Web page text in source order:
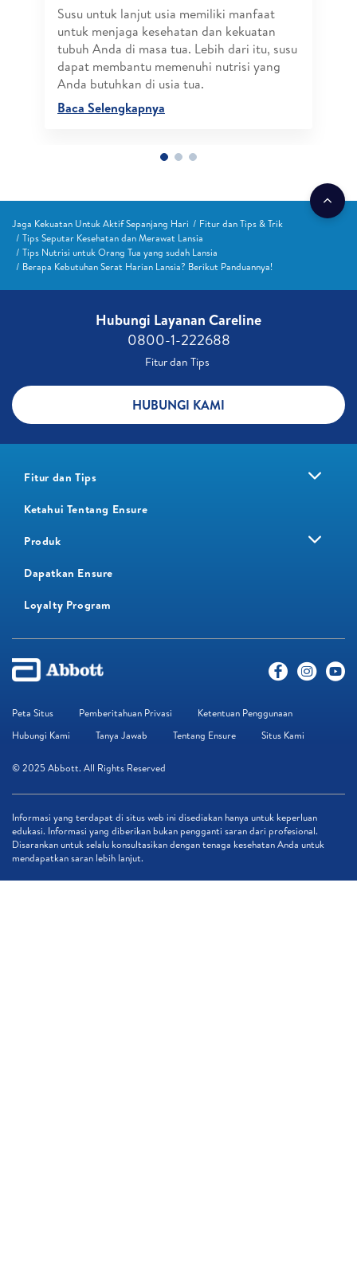
Susu untuk lanjut usia memiliki manfaat
untuk menjaga kesehatan dan kekuatan
tubuh Anda di masa tua. Lebih dari itu, susu
dapat membantu memenuhi nutrisi yang
Anda butuhkan di usia tua.
Baca Selengkapnya
Jaga Kekuatan Untuk Aktif Sepanjang Hari
Fitur dan Tips & Trik
Tips Seputar Kesehatan dan Merawat Lansia
Tips Nutrisi untuk Orang Tua yang sudah Lansia
Berapa Kebutuhan Serat Harian Lansia? Berikut Panduannya!
Hubungi Layanan Careline​
0800-1-222688​
Fitur dan Tips ​
HUBUNGI KAMI
Fitur dan Tips
Ketahui Tentang Ensure
Produk
Dapatkan Ensure
Loyalty Program​
Peta Situs Pemberitahuan Privasi
Ketentuan Penggunaan
Hubungi Kami
Tanya Jawab Tentang Ensure Situs Kami
© 2025 Abbott. All Rights Reserved
Informasi yang terdapat di situs web ini disediakan hanya untuk keperluan
edukasi. Informasi yang diberikan bukan pengganti saran dari profesional.
Disarankan untuk selalu konsultasikan dengan tenaga kesehatan Anda untuk
mendapatkan saran lebih lanjut.